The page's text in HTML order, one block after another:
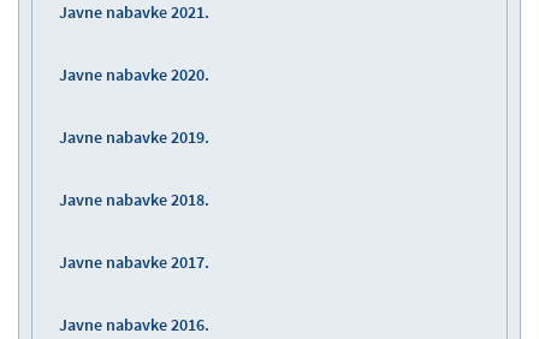
Javne nabavke 2021.
Javne nabavke 2020.
Javne nabavke 2019.
Javne nabavke 2018.
Javne nabavke 2017.
Javne nabavke 2016.